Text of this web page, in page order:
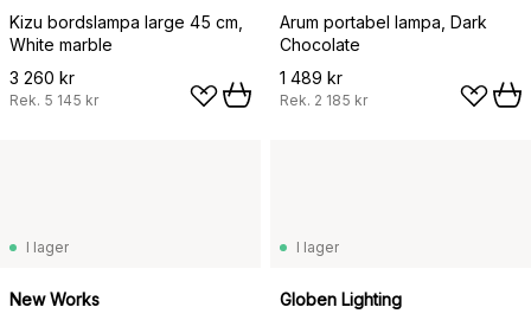
Kizu bordslampa large 45 cm,
White marble
3 260 kr
Rek. 5 145 kr
Arum portabel lampa, Dark
Chocolate
1 489 kr
Rek. 2 185 kr
I lager
New Works
I lager
Globen Lighting